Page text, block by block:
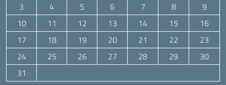
3
4 5 6 7 8
9
10
11 12 13 14 15
16
17
18 19 20 21 22
23
24
25 26 27 28 29
30
31